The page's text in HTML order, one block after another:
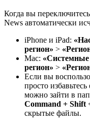
Когда вы
News автоматически
iPhone и iPad:
регион» >
Mac: «Системные
регион» >
Если вы
просто
можно зайти в
Command + Shift
скрытые файлы.